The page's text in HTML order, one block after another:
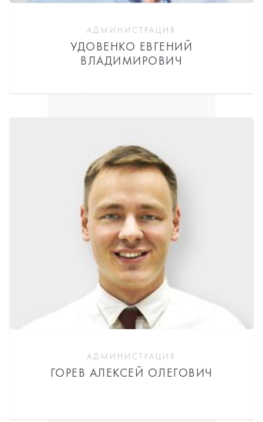
АДМИНИСТРАЦИЯ
УДОВЕНКО ЕВГЕНИЙ
ВЛАДИМИРОВИЧ
АДМИНИСТРАЦИЯ
ГОРЕВ АЛЕКСЕЙ ОЛЕГОВИЧ